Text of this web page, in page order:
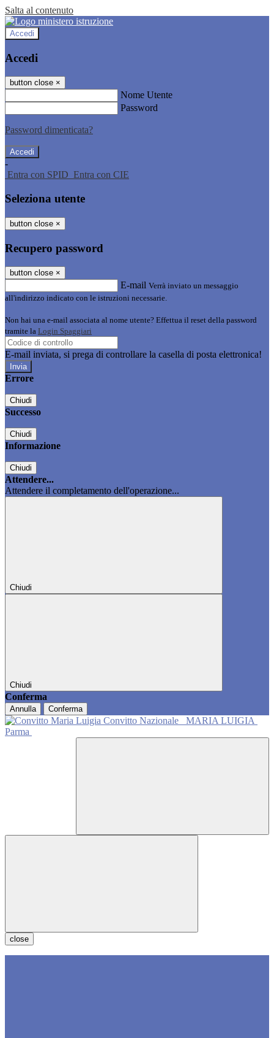
Salta al contenuto
Accedi
Accedi
button close ×
Nome Utente
Password
Password dimenticata?
-
Entra con SPID Entra con CIE
Seleziona utente
button close ×
Recupero password
button close ×
E-mail Verrà inviato un messaggio
all'indirizzo indicato con le istruzioni necessarie.
Non hai una e-mail associata al nome utente? Effettua il reset della password
tramite la Login Spaggiari
E-mail inviata, si prega di controllare la casella di posta elettronica!
Errore
Chiudi
Successo
Chiudi
Informazione
Chiudi
Attendere...
Attendere il completamento dell'operazione...
Chiudi
Chiudi
Conferma
Annulla Conferma
Convitto Nazionale
MARIA LUIGIA
Parma
close